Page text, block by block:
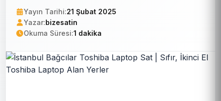
Yayın Tarihi:21 Şubat 2025
Yazar:bizesatin
Okuma Süresi:1 dakika